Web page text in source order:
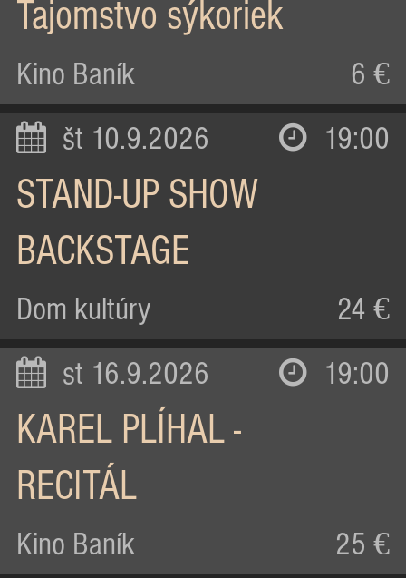
Tajomstvo sýkoriek
Kino Baník 6 €
št 10.9.2026 19:00
STAND-UP SHOW
BACKSTAGE
Dom kultúry 24 €
st 16.9.2026 19:00
KAREL PLÍHAL -
RECITÁL
Kino Baník 25 €